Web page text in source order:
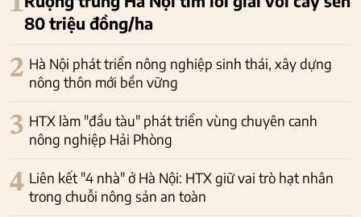
80 triệu đồng/ha
2 Hà Nội phát triển nông nghiệp sinh thái, xây dựng
nông thôn mới bền vững
3 HTX làm "đầu tàu" phát triển vùng chuyên canh
nông nghiệp Hải Phòng
4 Liên kết "4 nhà" ở Hà Nội: HTX giữ vai trò hạt nhân
trong chuỗi nông sản an toàn